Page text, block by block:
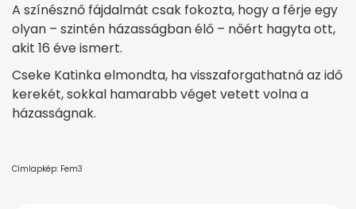
A színésznő fájdalmát csak fokozta, hogy a férje egy
olyan – szintén házasságban élő – nőért hagyta ott,
akit 16 éve ismert.
Cseke Katinka elmondta, ha visszaforgathatná az idő
kerekét, sokkal hamarabb véget vetett volna a
házasságnak.
Címlapkép: Fem3